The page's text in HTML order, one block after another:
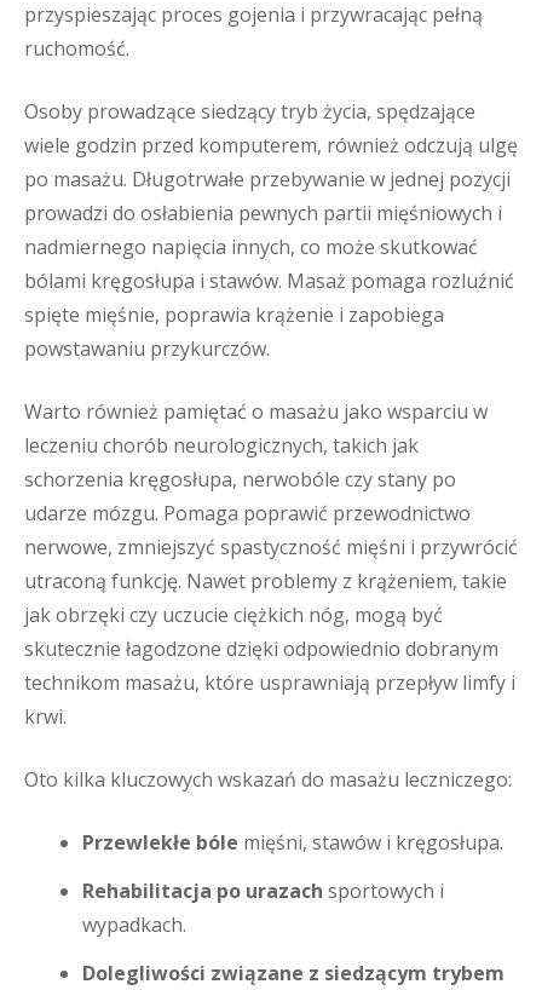
przyspieszając proces gojenia i przywracając pełną
ruchomość.
Osoby prowadzące siedzący tryb życia, spędzające
wiele godzin przed komputerem, również odczują ulgę
po masażu. Długotrwałe przebywanie w jednej pozycji
prowadzi do osłabienia pewnych partii mięśniowych i
nadmiernego napięcia innych, co może skutkować
bólami kręgosłupa i stawów. Masaż pomaga rozluźnić
spięte mięśnie, poprawia krążenie i zapobiega
powstawaniu przykurczów.
Warto również pamiętać o masażu jako wsparciu w
leczeniu chorób neurologicznych, takich jak
schorzenia kręgosłupa, nerwobóle czy stany po
udarze mózgu. Pomaga poprawić przewodnictwo
nerwowe, zmniejszyć spastyczność mięśni i przywrócić
utraconą funkcję. Nawet problemy z krążeniem, takie
jak obrzęki czy uczucie ciężkich nóg, mogą być
skutecznie łagodzone dzięki odpowiednio dobranym
technikom masażu, które usprawniają przepływ limfy i
krwi.
Oto kilka kluczowych wskazań do masażu leczniczego:
Przewlekłe bóle mięśni, stawów i kręgosłupa.
Rehabilitacja po urazach sportowych i
wypadkach.
Dolegliwości związane z siedzącym trybem